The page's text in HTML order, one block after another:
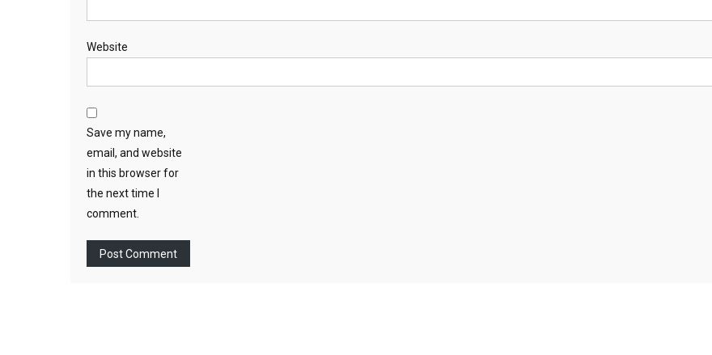
Website
Save my name,
email, and website
in this browser for
the next time I
comment.